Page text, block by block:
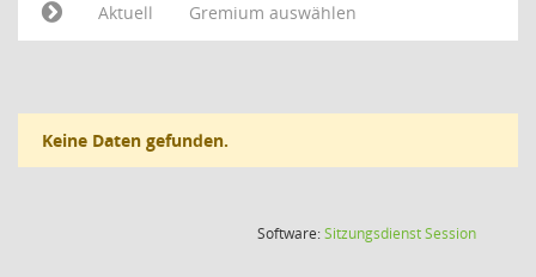
Aktuell
Gremium auswählen
Keine Daten gefunden.
Software:SitzungsdienstSession(Wird in